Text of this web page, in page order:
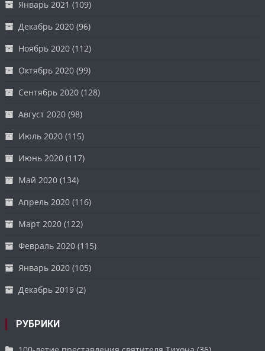
Январь 2021 (109)
Декабрь 2020 (96)
Ноябрь 2020 (112)
Октябрь 2020 (99)
Сентябрь 2020 (128)
Август 2020 (98)
Июль 2020 (115)
Июнь 2020 (117)
Май 2020 (134)
Апрель 2020 (116)
Март 2020 (122)
Февраль 2020 (115)
Январь 2020 (105)
Декабрь 2019 (2)
РУБРИКИ